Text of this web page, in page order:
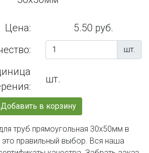
Цена:
5.50 руб.
шт.
шт.
Добавить в корзину
труб прямоугольная 30х50мм в
правильный выбор. Вся наша